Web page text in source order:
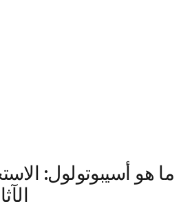
ما هو أسيبوتولول: